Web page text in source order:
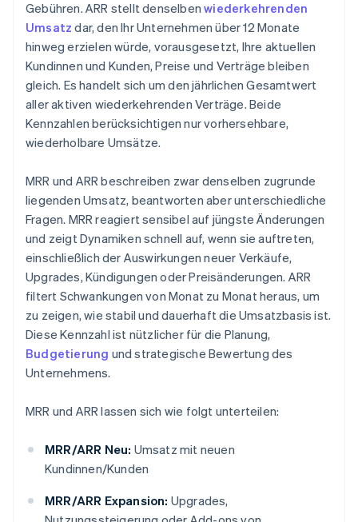
Gebühren. ARR stellt denselbenwiederkehrenden
Umsatz dar, den Ihr Unternehmen über 12 Monate
hinweg erzielen würde, vorausgesetzt, Ihre aktuellen
Kundinnen und Kunden, Preise und Verträge bleiben
gleich. Es handelt sich um den jährlichen Gesamtwert
aller aktiven wiederkehrenden Verträge. Beide
Kennzahlen berücksichtigen nur vorhersehbare,
wiederholbare Umsätze.
MRR und ARR beschreiben zwar denselben zugrunde
liegenden Umsatz, beantworten aber unterschiedliche
Fragen. MRR reagiert sensibel auf jüngste Änderungen
und zeigt Dynamiken schnell auf, wenn sie auftreten,
einschließlich der Auswirkungen neuer Verkäufe,
Upgrades, Kündigungen oder Preisänderungen. ARR
filtert Schwankungen von Monat zu Monat heraus, um
zu zeigen, wie stabil und dauerhaft die Umsatzbasis ist.
Diese Kennzahl ist nützlicher für die Planung,
Budgetierung und strategische Bewertung des
Unternehmens.
MRR und ARR lassen sich wie folgt unterteilen:
MRR/ARR Neu: Umsatz mit neuen
Kundinnen/Kunden
MRR/ARR Expansion: Upgrades,